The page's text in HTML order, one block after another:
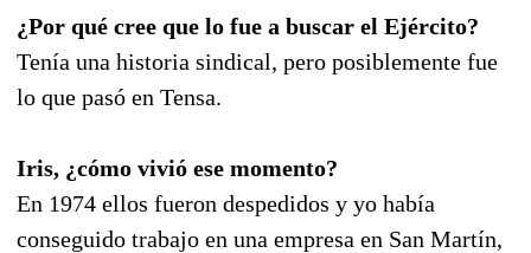
¿Por qué cree que lo fue a buscar el Ejército?
Tenía una historia sindical, pero posiblemente fue
lo que pasó en Tensa.
Iris, ¿cómo vivió ese momento?
En 1974 ellos fueron despedidos y yo había
conseguido trabajo en una empresa en San Martín,